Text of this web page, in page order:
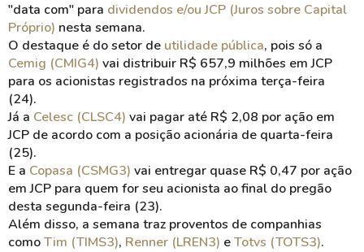
"data com" para dividendos e/ou JCP (Juros sobre Capital
Próprio) nesta semana.
O destaque é do setor de utilidade pública, pois só a
Cemig (CMIG4) vai distribuir R$ 657,9 milhões em JCP
para os acionistas registrados na próxima terça-feira
(24).
Já a Celesc (CLSC4) vai pagar até R$ 2,08 por ação em
JCP de acordo com a posição acionária de quarta-feira
(25).
E a Copasa (CSMG3) vai entregar quase R$ 0,47 por ação
em JCP para quem for seu acionista ao final do pregão
desta segunda-feira (23).
Além disso, a semana traz proventos de companhias
comoTim (TIMS3), Renner (LREN3) eTotvs (TOTS3).